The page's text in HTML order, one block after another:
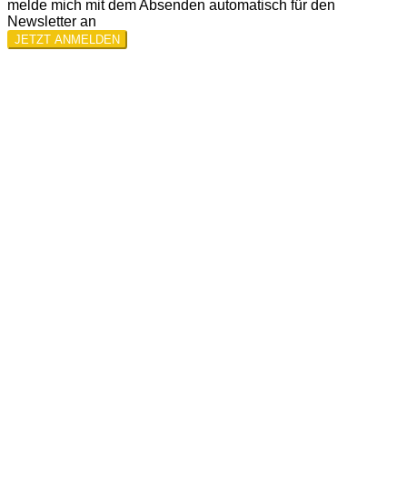
melde mich mit dem Absenden automatisch für den
Newsletter an
JETZT ANMELDEN